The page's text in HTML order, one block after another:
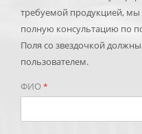
требуемой продукцией, мы
полную консультацию по
Поля со звездочкой
пользователем.
ФИО*